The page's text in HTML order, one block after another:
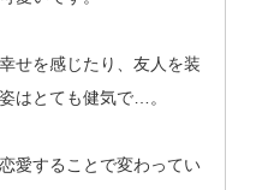
せを感じたり、友人を装
はとても健気で…。
愛することで変わってい